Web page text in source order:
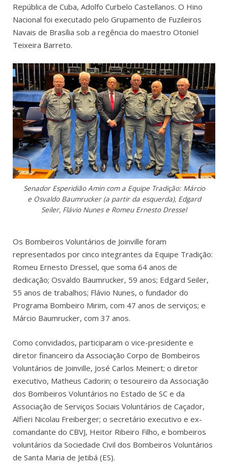
República de Cuba, Adolfo Curbelo Castellanos. O Hino
Nacional foi executado pelo Grupamento de Fuzileiros
Navais de Brasília sob a regência do maestro Otoniel
Teixeira Barreto.
Senador Esperidião Amin com a Equipe Tradição: Márcio
e Osvaldo Baumrucker (a partir da esquerda), Edgard
Seiler, Flávio Nunes e Romeu Ernesto Dressel
Os Bombeiros Voluntários de Joinville foram
representados por cinco integrantes da Equipe Tradição:
Romeu Ernesto Dressel, que soma 64 anos de
dedicação; Osvaldo Baumrucker, 59 anos; Edgard Seiler,
55 anos de trabalhos; Flávio Nunes, o fundador do
Programa Bombeiro Mirim, com 47 anos de serviços; e
Márcio Baumrucker, com 37 anos.
Como convidados, participaram o vice-presidente e
diretor financeiro da Associação Corpo de Bombeiros
Voluntários de Joinville, José Carlos Meinert; o diretor
executivo, Matheus Cadorin; o tesoureiro da Associação
dos Bombeiros Voluntários no Estado de SC e da
Associação de Serviços Sociais Voluntários de Caçador,
Alfieri Nicolau Freiberger; o secretário executivo e ex-
comandante do CBVJ, Heitor Ribeiro Filho, e bombeiros
voluntários da Sociedade Civil dos Bombeiros Voluntários
de Santa Maria de Jetibá (ES).